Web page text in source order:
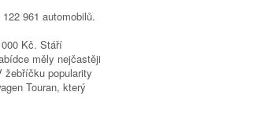
961 automobilů.
Kč. Stáří
měly nejčastěji
žebříčku popularity
Touran, který